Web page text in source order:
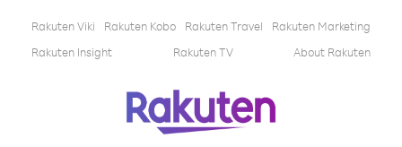
Rakuten Viki Rakuten Kobo Rakuten Travel
Rakuten Marketing
Rakuten Insight
Rakuten TV About Rakuten